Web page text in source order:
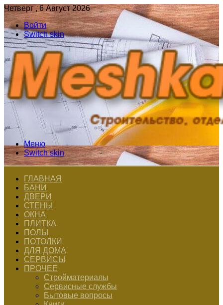
Четверг , 6 Август 2026
Войти
Switch skin
Меню
Switch skin
ГЛАВНАЯ
БАНИ
ДВЕРИ
СТЕНЫ
ОКНА
ПЛИТКА
ПОЛЫ
ПОТОЛКИ
ДЛЯ ДОМА
СЕРВИСЫ
ПРОЧЕЕ
Стройматериалы
Сервисные службы
Бытовые вопросы